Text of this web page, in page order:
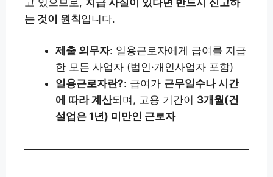
고 있으므로, 지급 사실이 있다면 반드시 신고하
는 것이 원칙입니다.
제출 의무자: 일용근로자에게 급여를 지급
한 모든 사업자 (법인·개인사업자 포함)
일용근로자란?: 급여가 근무일수나 시간
에 따라 계산되며, 고용 기간이 3개월(건
설업은 1년) 미만인 근로자